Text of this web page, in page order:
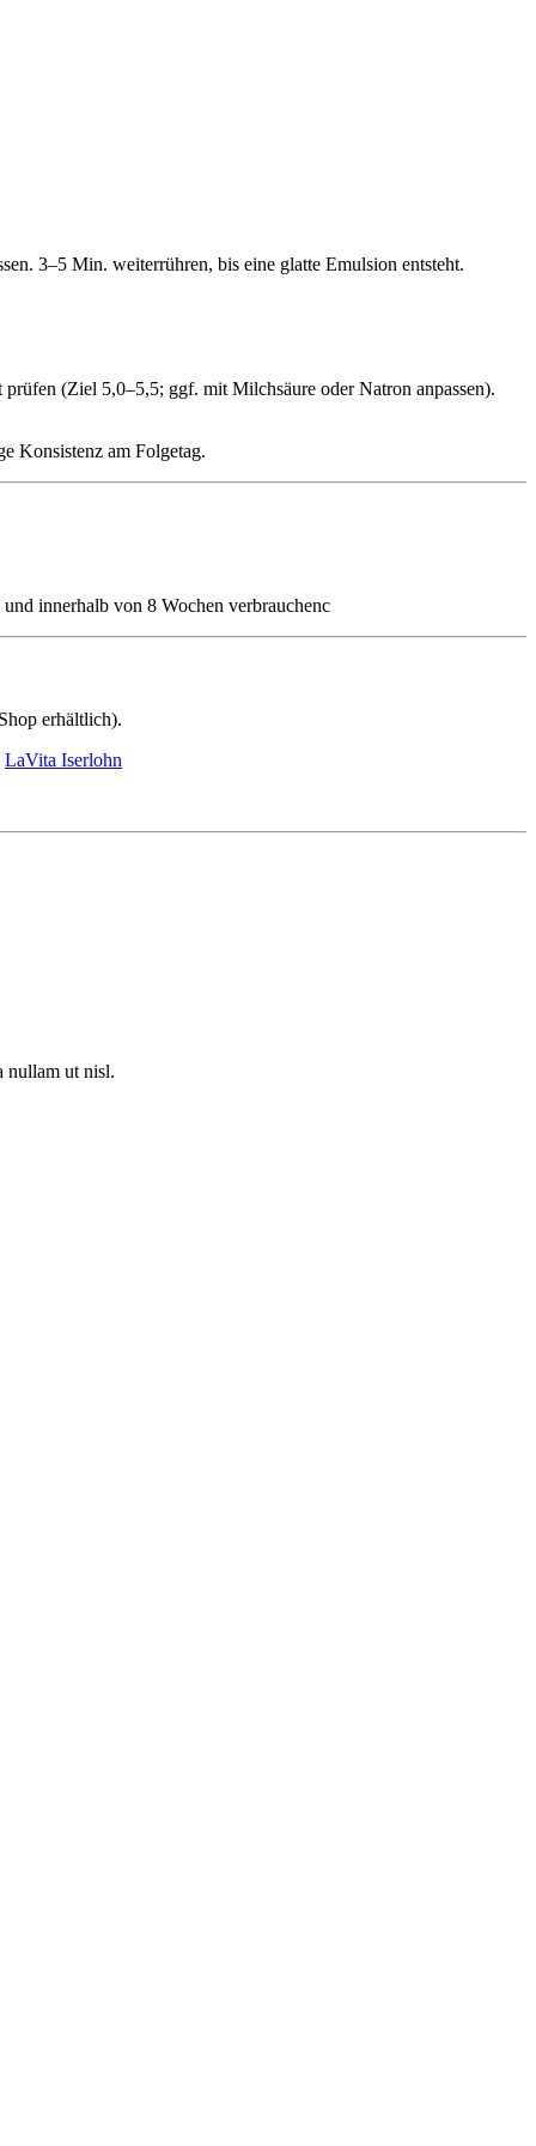
3–5 Min. weiterrühren, bis eine glatte Emulsion entsteht.
(Ziel 5,0–5,5; ggf. mit Milchsäure oder Natron anpassen).
Konsistenz am Folgetag.
innerhalb von 8 Wochen verbrauchenc
erhältlich).
LaVita Iserlohn
nullam ut nisl.